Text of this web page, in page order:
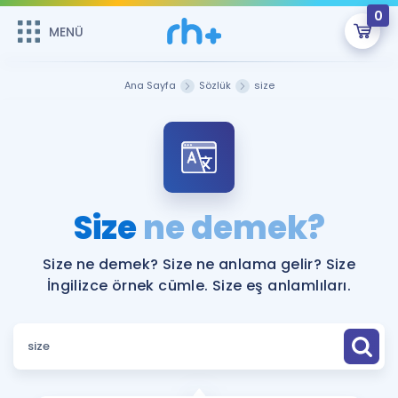
MENÜ
0
ÜYE DEĞİLİM
Sepetin Şu An Boş.
Remzi Hoca ile seni sınava hazırlayacak onlarca eğitim seni
bekliyor!
MENÜ
Faydalı Araçlar
Sözlük
Ana Sayfa Sözlük size
Sizene demek?
Size ne demek? Size ne anlama gelir? Size
İngilizce örnek cümle. Size eş anlamlıları.